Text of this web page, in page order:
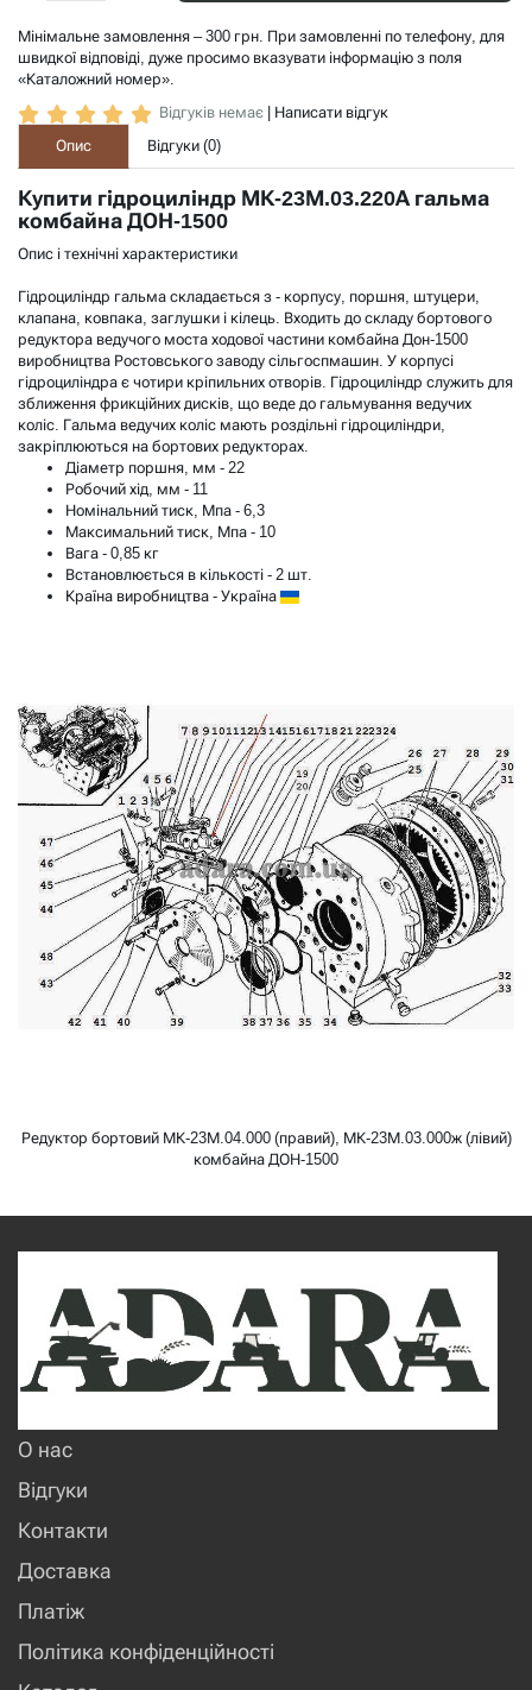
Мінімальне замовлення – 300 грн. При замовленні по телефону, для
швидкої відповіді, дуже просимо вказувати інформацію з поля
«Каталожний номер».
Відгуків немає
Написати відгук
Опис
Відгуки (0)
Купити гідроциліндр МК-23М.03.220А гальма
комбайна ДОН-1500
Опис і технічні характеристики
Гідроциліндр гальма складається з - корпусу, поршня, штуцери,
клапана, ковпака, заглушки і кілець. Входить до складу бортового
редуктора ведучого моста ходової частини комбайна Дон-1500
виробництва Ростовського заводу сільгоспмашин. У корпусі
гідроциліндра є чотири кріпильних отворів. Гідроциліндр служить для
зближення фрикційних дисків, що веде до гальмування ведучих
коліс. Гальма ведучих коліс мають роздільні гідроциліндри,
закріплюються на бортових редукторах.
Діаметр поршня, мм - 22
Робочий хід, мм - 11
Номінальний тиск, Мпа - 6,3
Максимальний тиск, Мпа - 10
Вага - 0,85 кг
Встановлюється в кількості - 2 шт.
Країна виробництва - Україна
Редуктор бортовий МК-23М.04.000 (правий), МК-23М.03.000ж (лівий)
комбайна ДОН-1500
О нас
Відгуки
Контакти
Доставка
Платіж
Політика конфіденційності